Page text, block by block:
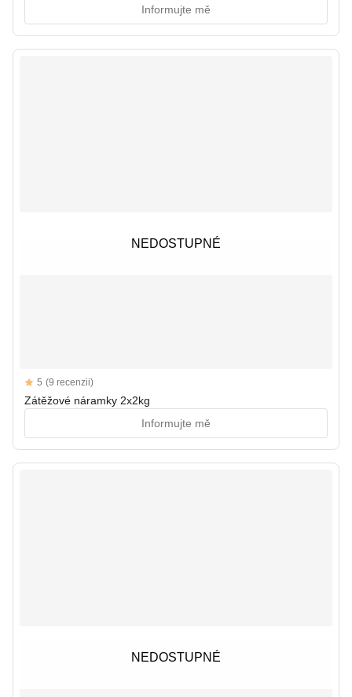
Informujte mě
NEDOSTUPNÉ
NEDOSTUPNÉ
Reviews
5 out of 5 stars
5 (9 recenzii)
Zátěžové náramky 2x2kg
Informujte mě
NEDOSTUPNÉ
NEDOSTUPNÉ